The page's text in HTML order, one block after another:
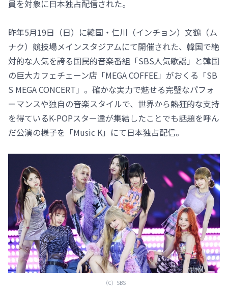
員を対象に日本独占配信された。
昨年5月19日（日）に韓国・仁川（インチョン）文鶴（ム
ナク）競技場メインスタジアムにて開催された、韓国で絶
対的な人気を誇る国民的音楽番組「SBS人気歌謡」と韓国
の巨大カフェチェーン店「MEGA COFFEE」がおくる「SB
S MEGA CONCERT」。確かな実力で魅せる完璧なパフォ
ーマンスや独自の音楽スタイルで、世界から熱狂的な支持
を得ているK-POPスター達が集結したことでも話題を呼ん
だ公演の様子を「Music K」にて日本独占配信。
（C）SBS